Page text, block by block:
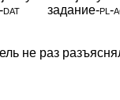
‑dat задание‑pl‑
не раз